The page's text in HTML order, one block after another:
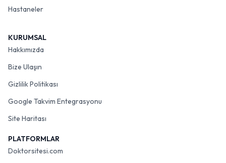
Hastaneler
KURUMSAL
Hakkımızda
Bize Ulaşın
Gizlilik Politikası
Google Takvim Entegrasyonu
Site Haritası
PLATFORMLAR
Doktorsitesi.com